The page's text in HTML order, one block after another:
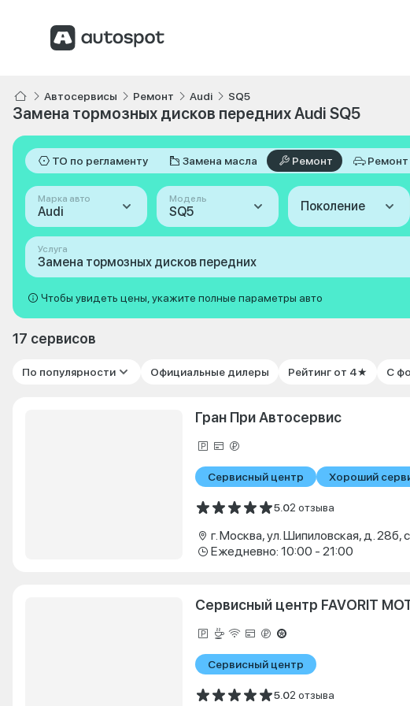
Автосервисы Ремонт Audi SQ5
Замена тормозных дисков передних Audi SQ5
ТО по регламенту Замена масла Ремонт Ремонт
Марка авто
Audi
Модель
SQ5 Поколение
Услуга
Замена тормозных дисков передних
Чтобы увидеть цены, укажите полные параметры авто
17 сервисов
По популярности Официальные дилеры Рейтинг от 4★ С
Гран При Автосервис
Сервисный центр Хороший
5.02 отзыва
г. Москва, ул. Шипиловская, д. 28б,
Ежедневно: 10:00 - 21:00
Сервисный центр FAVORIT
Сервисный центр
5.02 отзыва